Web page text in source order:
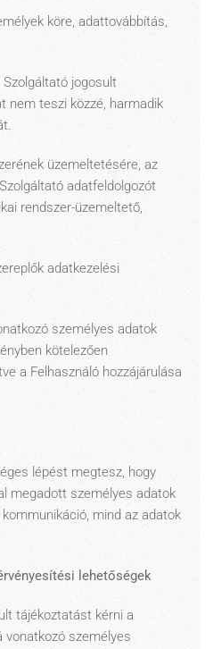
köre, adattovábbítás,
jogosult
nem teszi közzé, harmadik
üzemeltetésére, az
adatfeldolgozót
rendszer-üzemeltető,
adatkezelési
személyes adatok
kötelezően
a Felhasználó hozzájárulása
lépést megtesz, hogy
megadott személyes adatok
mind az adatok
lehetőségek
tájékoztatást kérni a
vonatkozó személyes